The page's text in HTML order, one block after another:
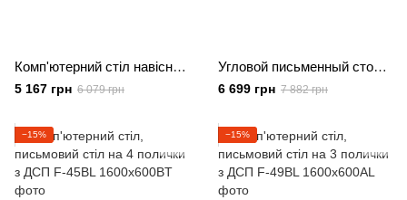
Комп'ютерний стіл навісний в стилі Лофт
5 167 грн 6 079 грн
Угловой письменный стол из металла и ЛДСП с полкой под монитор
6 699 грн 7 882 грн
−15% −15%